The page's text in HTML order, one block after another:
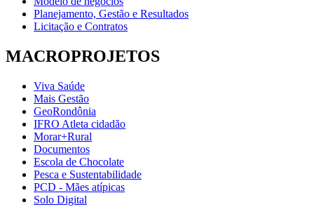
Planejamento, Gestão e Resultados
Licitação e Contratos
MACROPROJETOS
Viva Saúde
Mais Gestão
GeoRondônia
IFRO Atleta cidadão
Morar+Rural
Documentos
Escola de Chocolate
Pesca e Sustentabilidade
PCD - Mães atípicas
Solo Digital